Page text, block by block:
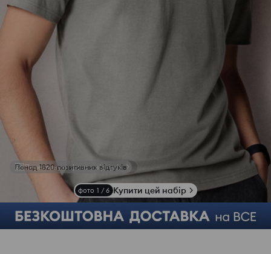
Переглянути фото з відгуків
фото 1 / 6 Купити цей набір